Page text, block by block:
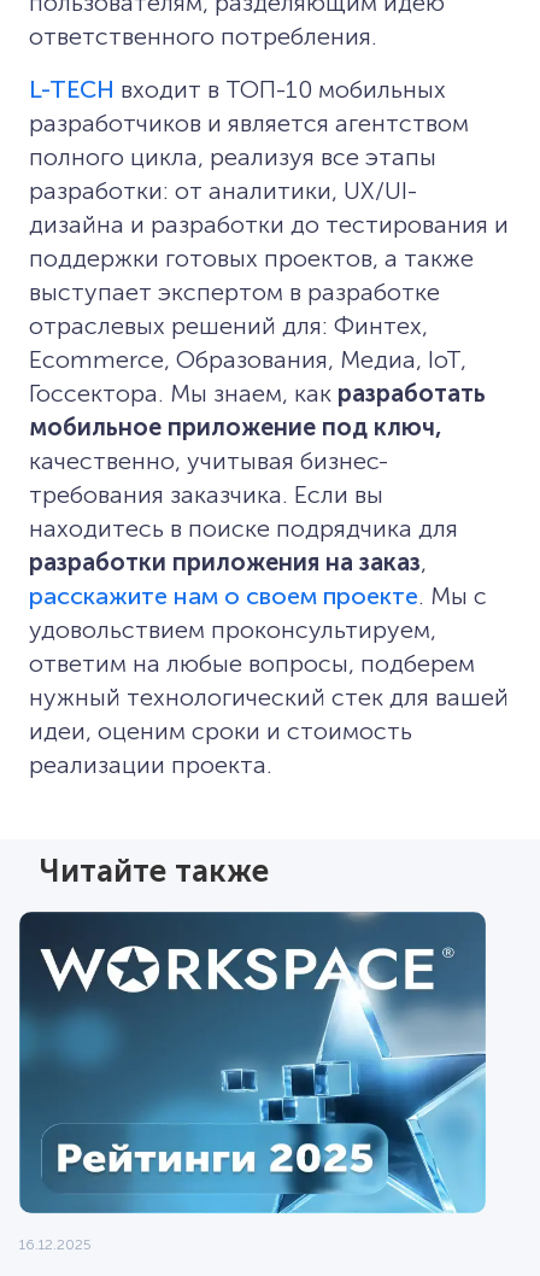
ответственного потребления.
L-TECH входит в ТОП-10 мобильных
разработчиков и является агентством
полного цикла, реализуя все этапы
разработки: от аналитики, UX/UI-
дизайна и разработки до тестирования и
поддержки готовых проектов, а также
выступает экспертом в разработке
отраслевых решений для: Финтех,
Ecommerce, Образования, Медиа, IoT,
Госсектора. Мы знаем, как разработать
мобильное приложение под ключ,
качественно, учитывая бизнес-
требования заказчика. Если вы
находитесь в поиске подрядчика для
разработки приложения на заказ,
расскажите нам о своем проекте. Мы с
удовольствием проконсультируем,
ответим на любые вопросы, подберем
нужный технологический стек для вашей
идеи, оценим сроки и стоимость
реализации проекта.
Читайте также
16.12.2025